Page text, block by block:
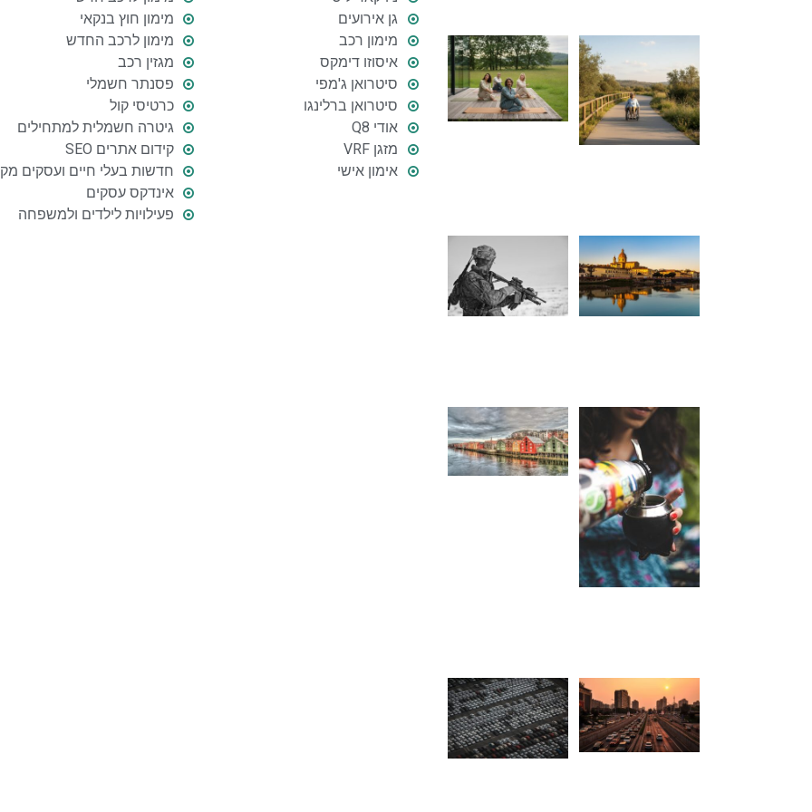
גן אירועים
מימון רכב
איסוזו דימקס
סיטרואן ג'מפי
סיטרואן ברלינגו
אודי Q8
מזגן VRF
אימון אישי
מימון חוץ בנקאי
מימון לרכב החדש
מגזין רכב
פסנתר חשמלי
כרטיסי קול
גיטרה חשמלית למתחילים
קידום אתרים SEO
חדשות בעלי חיים ועסקים
אינדקס עסקים
פעילויות לילדים ולמשפחה